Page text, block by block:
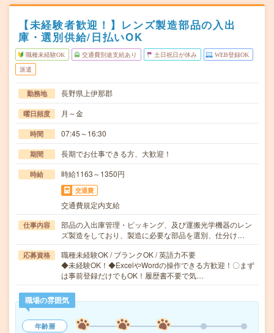
【未経験者歓迎！】レンズ製造部品の入出
庫・選別供給/日払いOK
職種未経験OK 交通費別途支給あり 土日祝日が休み WEB登録OK
派遣
勤務地 長野県上伊那郡
曜日頻度 月～金
時間 07:45～16:30
期間 長期でお仕事できる方、大歓迎！
時給 時給1163～1350円
交通費
交通費規定内支給
仕事内容
部品の入出庫管理・ピッキング、及び運搬光学機器のレン
ズ製造をしており、製造に必要な部品を選別、仕分け…
応募資格
職種未経験OK / ブランクOK / 英語力不要
◆未経験OK！◆ExcelやWordの操作できる方歓迎！〇まず
は事前登録だけでもOK！履歴書不要で気…
職場の雰囲気
年齢層